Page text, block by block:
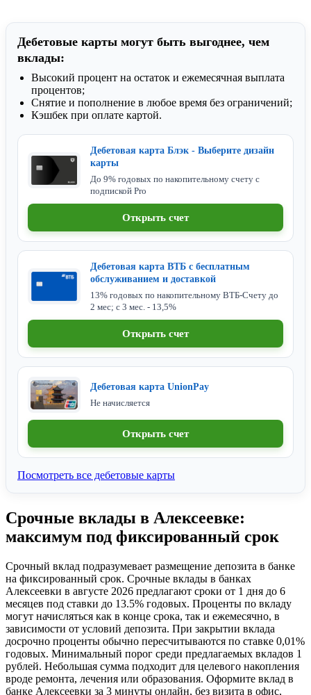
Дебетовые карты могут быть выгоднее, чем
вклады:
Высокий процент на остаток и ежемесячная выплата
процентов;
Снятие и пополнение в любое время без ограничений;
Кэшбек при оплате картой.
Дебетовая карта Блэк - Выберите дизайн
карты
До 9% годовых по накопительному счету с
подпиской Pro
Открыть счет
Дебетовая карта ВТБ с бесплатным
обслуживанием и доставкой
13% годовых по накопительному ВТБ-Счету до
2 мес; с 3 мес. - 13,5%
Открыть счет
Дебетовая карта UnionPay
Не начисляется
Открыть счет
Посмотреть все дебетовые карты
Срочные вклады в Алексеевке:
максимум под фиксированный срок
Срочный вклад подразумевает размещение депозита в банке
на фиксированный срок. Срочные вклады в банках
Алексеевки в августе 2026 предлагают сроки от 1 дня до 6
месяцев под ставки до 13.5% годовых. Проценты по вкладу
могут начисляться как в конце срока, так и ежемесячно, в
зависимости от условий депозита. При закрытии вклада
досрочно проценты обычно пересчитываются по ставке 0,01%
годовых. Минимальный порог среди предлагаемых вкладов 1
рублей. Небольшая сумма подходит для целевого накопления
вроде ремонта, лечения или образования. Оформите вклад в
банке Алексеевки за 3 минуты онлайн, без визита в офис,